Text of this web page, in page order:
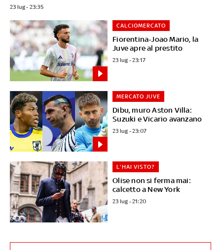
23 lug - 23:35
Fiorentina-Joao Mario, la
Juve apre al prestito
CALCIOMERCATO
23 lug - 23:17
Dibu, muro Aston Villa:
Suzuki e Vicario avanzano
MERCATO JUVE
23 lug - 23:07
Olise non si ferma mai:
calcetto a New York
L'HAI VISTO?
23 lug - 21:20